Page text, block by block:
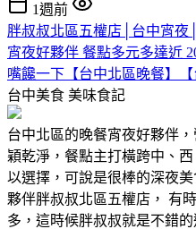
1週前
胖叔叔北區五權店│台中宵夜
宵夜好夥伴 餐點多元多達近
嘴饞一下【台中北區晚餐】【
台中美食 美味食記
台中北區的晚餐宵夜好夥伴
穎乾淨，餐點主打橫跨中、
以選擇，可說是很棒的深夜
夥伴胖叔叔北區五權店， 有
多，這時候胖叔叔就是不錯